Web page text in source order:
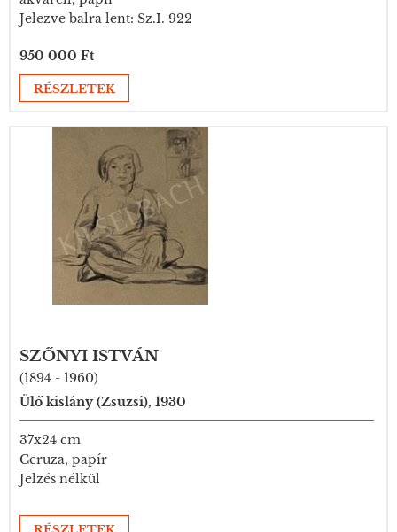
Jelezve balra lent: Sz.I. 922
950 000 Ft
RÉSZLETEK
SZŐNYI ISTVÁN
(1894 - 1960)
Ülő kislány (Zsuzsi), 1930
37x24 cm
Ceruza, papír
Jelzés nélkül